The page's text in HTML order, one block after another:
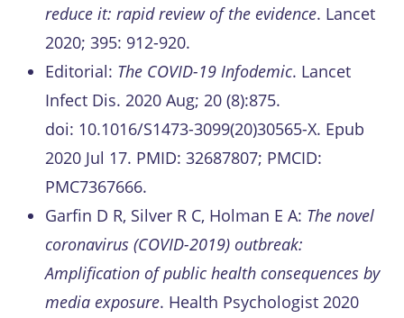
reduce it: rapid review of the evidence. Lancet
2020; 395: 912-920.
Editorial: The COVID-19 Infodemic. Lancet
Infect Dis. 2020 Aug; 20 (8):875.
doi: 10.1016/S1473-3099(20)30565-X. Epub
2020 Jul 17. PMID: 32687807; PMCID:
PMC7367666.
Garfin D R, Silver R C, Holman E A: The novel
coronavirus (COVID-2019) outbreak:
Amplification of public health consequences by
media exposure. Health Psychologist 2020